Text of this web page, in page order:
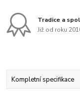
Tradice a
Již od roku
Kompletní specifikace